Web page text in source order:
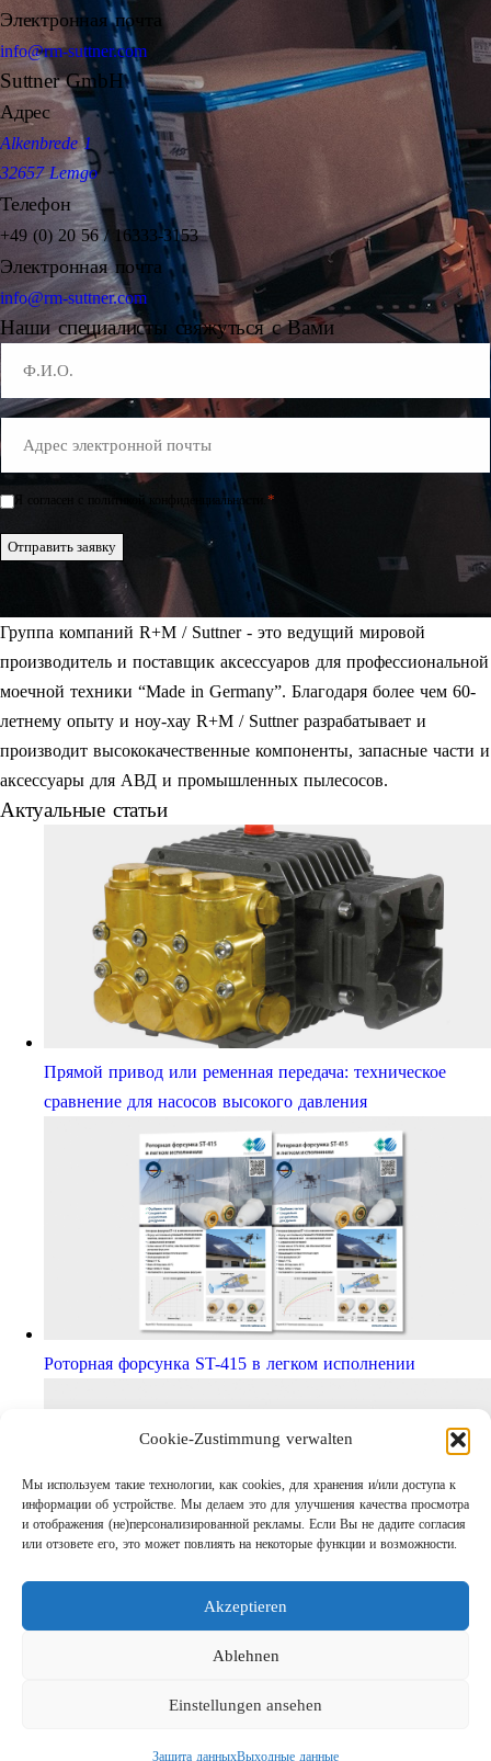
Cookie-Zustimmung verwalten
Мы используем такие технологии, как cookies, для хранения и/или доступа к
информации об устройстве. Мы делаем это для улучшения качества просмотра
и отображения (не)персонализированной рекламы. Если Вы не дадите согласия
или отзовете его, это может повлиять на некоторые функции и возможности.
Akzeptieren
Ablehnen
Einstellungen ansehen
Защита данныхВыходные данные
Электронная почта
info@rm-suttner.com
Suttner GmbH
Адрес
Alkenbrede 1
32657 Lemgo
Телефон
+49 (0) 20 56 / 16333-3153
Электронная почта
info@rm-suttner.com
Наши специалисты свяжуться с Вами
Mail
Einwilligung
Я согласен с политикой конфиденциальности. *
Отправить заявку
Группа компаний R+M / Suttner - это ведущий мировой
производитель и поставщик аксессуаров для профессиональной
моечной техники “Made in Germany”. Благодаря более чем 60-
летнему опыту и ноу-хау R+M / Suttner разрабатывает и
производит высококачественные компоненты, запасные части и
аксессуары для АВД и промышленных пылесосов.
Актуальные статьи
Прямой привод или ременная передача: техническое
сравнение для насосов высокого давления
Роторная форсунка ST-415 в легком исполнении
Выходные данные